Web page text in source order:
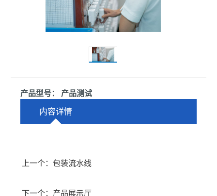
产品型号： 产品测试
内容详情
上一个：包装流水线
下一个：产品展示厅